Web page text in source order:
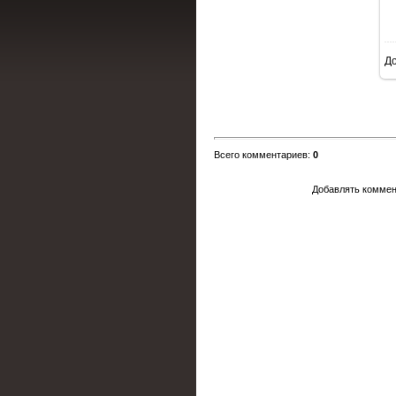
Всего комментариев: 0
Добавлять